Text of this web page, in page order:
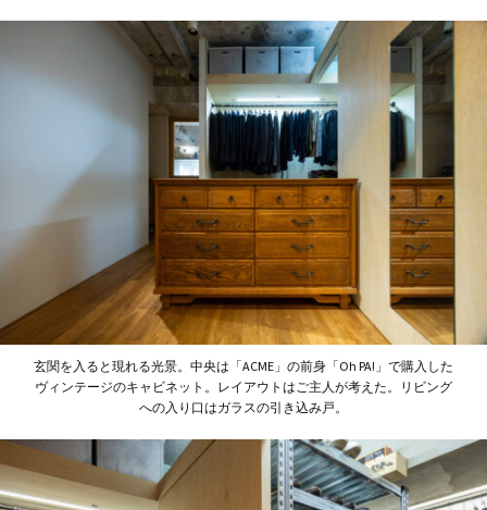
玄関を入ると現れる光景。中央は「ACME」の前身「Oh PA!」で購入した
ヴィンテージのキャビネット。レイアウトはご主人が考えた。リビング
への入り口はガラスの引き込み戸。